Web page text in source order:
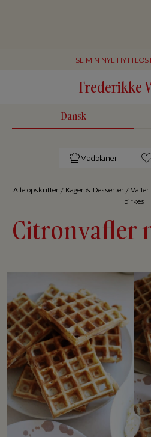
SE MIN NYE
Frederikke
Dansk
Madplaner
Alle op­skrif­ter/ Kager & Desserter/ Vafler
birkes
Citronvafler